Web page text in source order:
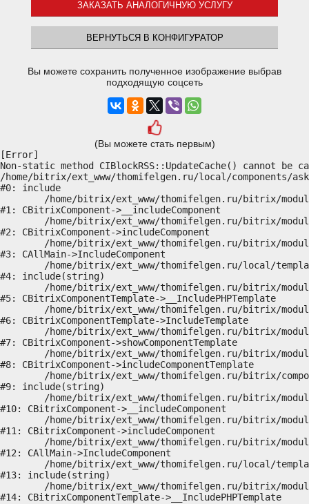
ЗАКАЗАТЬ АНАЛОГИЧНУЮ УСЛУГУ
ВЕРНУТЬСЯ В КОНФИГУРАТОР
Вы можете сохранить полученное изображение выбрав
подходящую соцсеть
(Вы можете стать первым)
[Error]
Non-static method CIBlockRSS::UpdateCache() cannot
/home/bitrix/ext_www/thomifelgen.ru/local/components/
#0: include
#1: CBitrixComponent->__includeComponent
#2: CBitrixComponent->includeComponent
#3: CAllMain->IncludeComponent
#4: include(string)
#5: CBitrixComponentTemplate->__IncludePHPTemplate
#6: CBitrixComponentTemplate->IncludeTemplate
#7: CBitrixComponent->showComponentTemplate
#8: CBitrixComponent->includeComponentTemplate
#9: include(string)
#10: CBitrixComponent->__includeComponent
#11: CBitrixComponent->includeComponent
#12: CAllMain->IncludeComponent
#13: include(string)
#14: CBitrixComponentTemplate->__IncludePHPTemplate